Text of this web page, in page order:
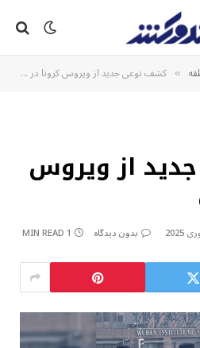
» کشف نوعی جدید از ویروس کرونا در چین
از ویروس
بدون دیدگاه 1 MIN READ